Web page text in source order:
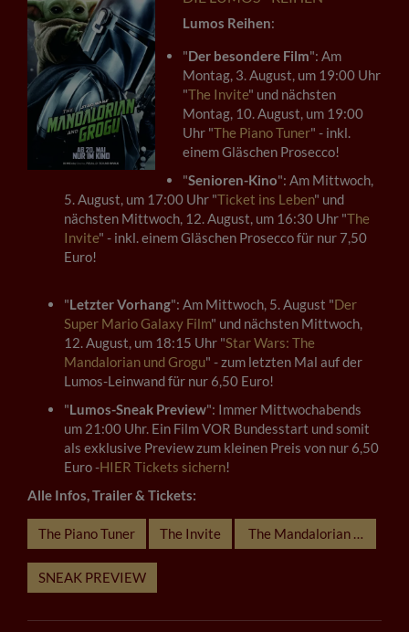
Lumos Reihen:
"Der besondere Film": Am
Montag, 3. August, um 19:00 Uhr
"The Invite" und nächsten
Montag, 10. August, um 19:00
Uhr "The Piano Tuner" - inkl.
einem Gläschen Prosecco!
"Senioren-Kino": Am Mittwoch,
5. August, um 17:00 Uhr "Ticket ins Leben" und
nächsten Mittwoch, 12. August, um 16:30 Uhr "The
Invite" - inkl. einem Gläschen Prosecco für nur 7,50
Euro!
"Letzter Vorhang": Am Mittwoch, 5. August "Der
Super Mario Galaxy Film" und nächsten Mittwoch,
12. August, um 18:15 Uhr "Star Wars: The
Mandalorian und Grogu" - zum letzten Mal auf der
Lumos-Leinwand für nur 6,50 Euro!
"Lumos-Sneak Preview": Immer Mittwochabends
um 21:00 Uhr. Ein Film VOR Bundesstart und somit
als exklusive Preview zum kleinen Preis von nur 6,50
Euro -HIER Tickets sichern!
Alle Infos, Trailer & Tickets:
The Piano Tuner The Invite The Mandalorian und
SNEAK PREVIEW